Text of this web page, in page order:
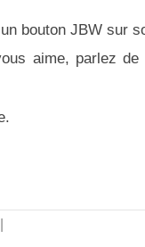
bouton JBW sur
aime, parlez de
|